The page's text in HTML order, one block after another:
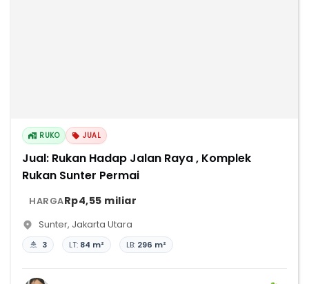
RUKO JUAL
Jual: Rukan Hadap Jalan Raya , Komplek
Rukan Sunter Permai
HARGARp4,55 miliar
Sunter, Jakarta Utara
3 LT: 84 m² LB: 296 m²